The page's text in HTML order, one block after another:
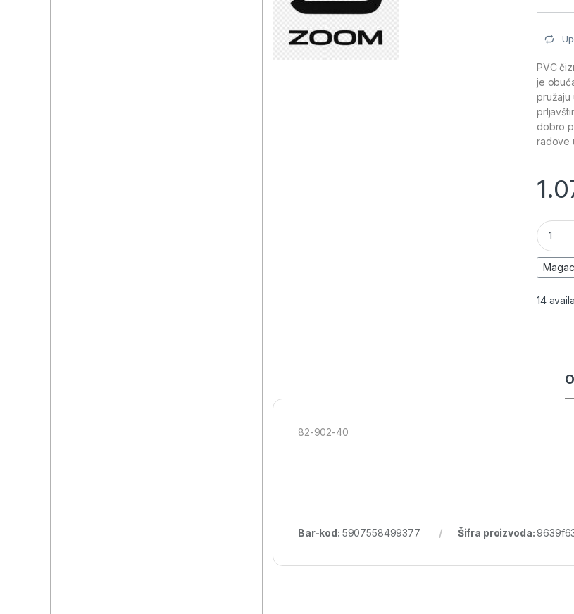
PVC
je
pružaju
dobro
radove
PVC
14
82-902-40
Bar-kod: 5907558499377 Šifra proizvoda: